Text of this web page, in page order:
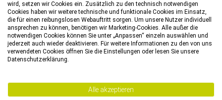
RECHTLICHES
HÄNDLER
WIR HELFEN IHNEN
Bestellungen mit einer Lieferadresse in Deutschland,
wird, setzen wir Cookies ein. Zusätzlich zu den technisch notwendigen
Cookies haben wir weitere technische und funktionale Cookies im Einsatz,
die für einen reibungslosen Webauftritt sorgen. Um unsere Nutzer individuell
ansprechen zu können, benötigen wir Marketing-Cookies. Alle außer die
notwendigen Cookies können Sie unter „Anpassen“ einzeln auswählen und
jederzeit auch wieder deaktivieren. Für weitere Informationen zu den von uns
verwendeten Cookies öffnen Sie die Einstellungen oder lesen Sie unsere
Datenschutzerklärung.
Alle akzeptieren